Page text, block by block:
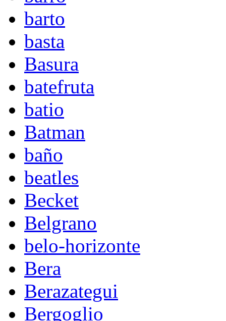
barto
basta
Basura
batefruta
batio
Batman
baño
beatles
Becket
Belgrano
belo-horizonte
Bera
Berazategui
Bergoglio